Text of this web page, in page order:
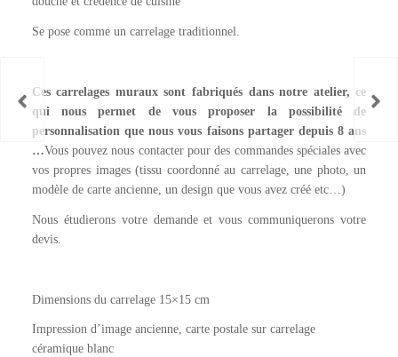
Se pose comme un carrelage traditionnel.
Ces carrelages muraux sont fabriqués dans notre atelier, ce
qui nous permet de vous proposer la possibilité de
personnalisation que nous vous faisons partager depuis 8 ans
…Vous pouvez nous contacter pour des commandes spéciales avec
vos propres images (tissu coordonné au carrelage, une photo, un
modèle de carte ancienne, un design que vous avez créé etc…)
Nous étudierons votre demande et vous communiquerons votre
devis.
Dimensions du carrelage 15×15 cm
Impression d’image ancienne, carte postale sur carrelage
céramique blanc